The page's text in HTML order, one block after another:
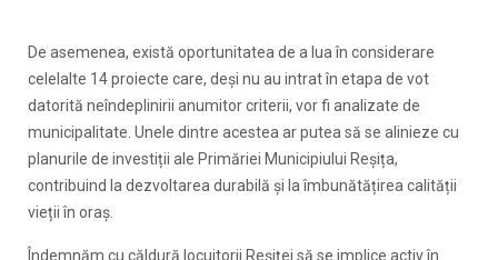
De asemenea, există oportunitatea de a lua în considerare
celelalte 14 proiecte care, deși nu au intrat în etapa de vot
datorită neîndeplinirii anumitor criterii, vor fi analizate de
municipalitate. Unele dintre acestea ar putea să se alinieze cu
planurile de investiții ale Primăriei Municipiului Reșița,
contribuind la dezvoltarea durabilă și la îmbunătățirea calității
vieții în oraș.
Îndemnăm cu căldură locuitorii Reșiței să se implice activ în